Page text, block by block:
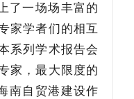
了一场场丰富的
家学者们的相互
系列学术报告会
家，最大限度的
南自贸港建设作